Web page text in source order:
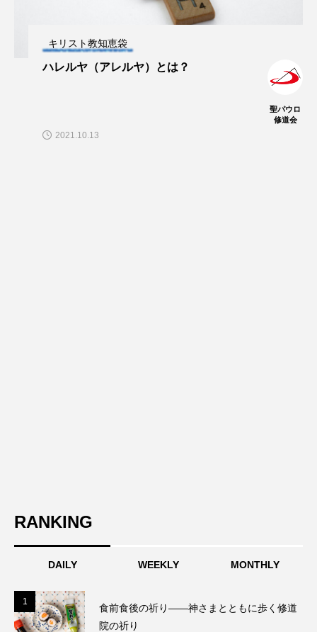
キリスト教知恵袋
ハレルヤ（アレルヤ）とは？
聖パウロ
修道会
2021.10.13
RANKING
DAILY WEEKLY MONTHLY
1
食前食後の祈り――神さまとともに歩く修道
院の祈り